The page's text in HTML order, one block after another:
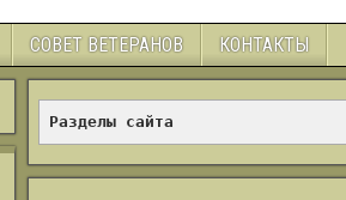
СОВЕТ ВЕТЕРАНОВ КОНТАКТЫ
Разделы сайта